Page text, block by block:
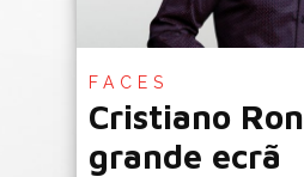
FACES
Cristiano
grande ecrã